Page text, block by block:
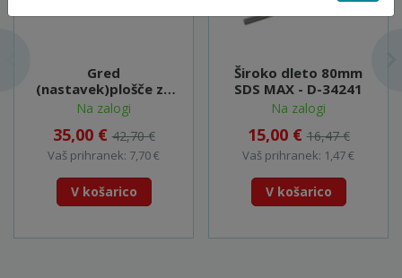
Gred
(nastavek)plošče za
rebričenje (štokanje)
SDS MAX (P-03947) -
P-16352
Na zalogi
35,00 €42,70 €
Vaš prihranek: 7,70 €
V košarico
Široko dleto 80mm
SDS MAX - D-34241
Na zalogi
15,00 €16,47 €
Vaš prihranek: 1,47 €
V košarico